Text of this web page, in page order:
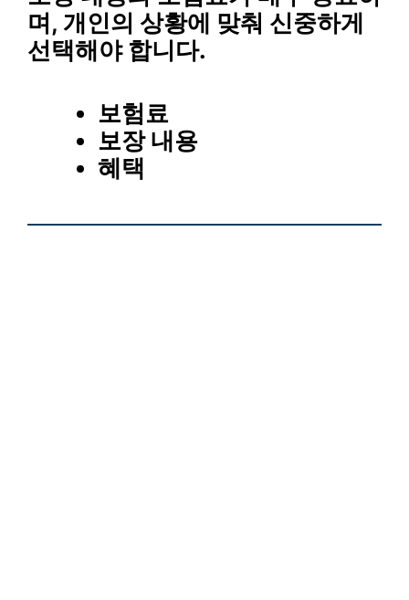
며, 개인의 상황에 맞춰 신중하게
선택해야 합니다.
보험료
보장 내용
혜택